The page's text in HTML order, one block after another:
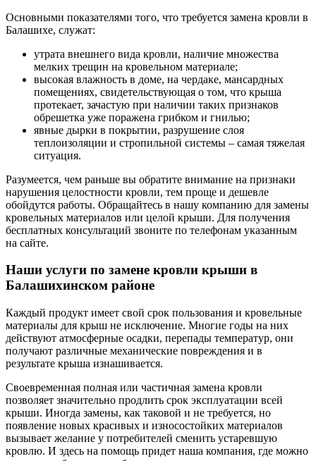
Основными показателями того, что требуется замена кровли в
Балашихе, служат:
утрата внешнего вида кровли, наличие множества
мелких трещин на кровельном материале;
высокая влажность в доме, на чердаке, мансардных
помещениях, свидетельствующая о том, что крыша
протекает, зачастую при наличии таких признаков
обрешетка уже поражена грибком и гнилью;
явные дырки в покрытии, разрушение слоя
теплоизоляции и стропильной системы – самая тяжелая
ситуация.
Разумеется, чем раньше вы обратите внимание на признаки
нарушения целостности кровли, тем проще и дешевле
обойдутся работы. Обращайтесь в нашу компанию для замены
кровельных материалов или целой крыши. Для получения
бесплатных консультаций звоните по телефонам указанным
на сайте.
Наши услуги по замене кровли крыши в
Балашихинском районе
Каждый продукт имеет свой срок пользования и кровельные
материалы для крыш не исключение. Многие годы на них
действуют атмосферные осадки, перепады температур, они
получают различные механические повреждения и в
результате крыша изнашивается.
Своевременная полная или частичная замена кровли
позволяет значительно продлить срок эксплуатации всей
крыши. Иногда замены, как таковой и не требуется, но
появление новых красивых и износостойких материалов
вызывает желание у потребителей сменить устаревшую
кровлю. И здесь на помощь придет наша компания, где можно